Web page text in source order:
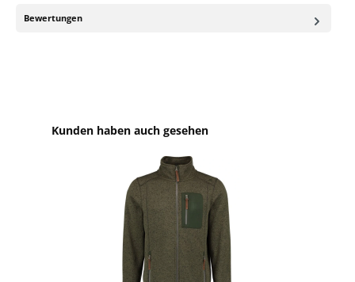
Bewertungen
Produktgalerie überspringen
Kunden haben auch gesehen